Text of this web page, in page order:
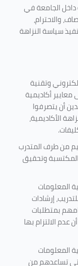
داخل الجامعة في
والاحترام،
سياسة النزاهة
وتقنية
معايير أكاديمية
أن يتصرفوا
الأكاديمية،
من طرف المتدرب
المكتسبة وتحقيق
المعلومات
إرشادات
بمتطلبات
عدم الالتزام بها
المعلومات
تساعدهم من